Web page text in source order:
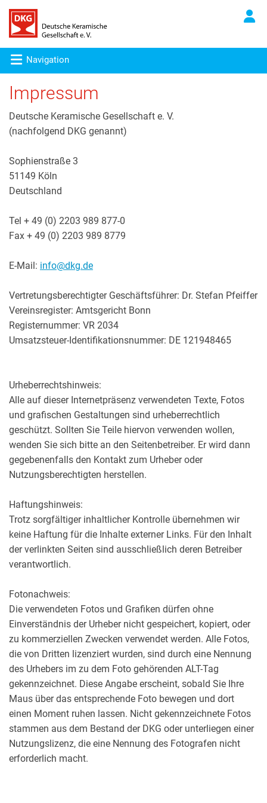
Navigation
Impressum
Deutsche Keramische Gesellschaft e. V.
(nachfolgend DKG genannt)
Sophienstraße 3
51149 Köln
Deutschland
Tel + 49 (0) 2203 989 877-0
Fax + 49 (0) 2203 989 8779
E-Mail: info@dkg.de
Vertretungsberechtigter Geschäftsführer: Dr. Stefan Pfeiffer
Vereinsregister: Amtsgericht Bonn
Registernummer: VR 2034
Umsatzsteuer-Identifikationsnummer: DE 121948465
Urheberrechtshinweis:
Alle auf dieser Internetpräsenz verwendeten Texte, Fotos
und grafischen Gestaltungen sind urheberrechtlich
geschützt. Sollten Sie Teile hiervon verwenden wollen,
wenden Sie sich bitte an den Seitenbetreiber. Er wird dann
gegebenenfalls den Kontakt zum Urheber oder
Nutzungsberechtigten herstellen.
Haftungshinweis:
Trotz sorgfältiger inhaltlicher Kontrolle übernehmen wir
keine Haftung für die Inhalte externer Links. Für den Inhalt
der verlinkten Seiten sind ausschließlich deren Betreiber
verantwortlich.
Fotonachweis:
Die verwendeten Fotos und Grafiken dürfen ohne
Einverständnis der Urheber nicht gespeichert, kopiert, oder
zu kommerziellen Zwecken verwendet werden. Alle Fotos,
die von Dritten lizenziert wurden, sind durch eine Nennung
des Urhebers im zu dem Foto gehörenden ALT-Tag
gekennzeichnet. Diese Angabe erscheint, sobald Sie Ihre
Maus über das entsprechende Foto bewegen und dort
einen Moment ruhen lassen. Nicht gekennzeichnete Fotos
stammen aus dem Bestand der DKG oder unterliegen einer
Nutzungslizenz, die eine Nennung des Fotografen nicht
erforderlich macht.